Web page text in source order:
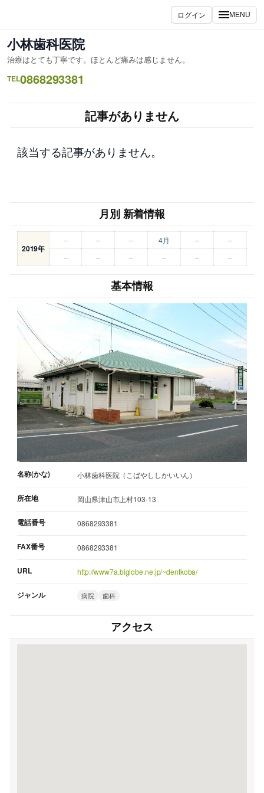
ス
キ
ッ
ログイン MENU
小林歯科医院
治療はとても丁寧です。ほとんど痛みは感じません。
TEL0868293381
記事がありません
該当する記事がありません。
月別 新着情報
2019年
– – – 4月 –
–
–
– – – – –
基本情報
名称(かな) 小林歯科医院（こばやししかいいん）
所在地 岡山県津山市上村103-13
電話番号 0868293381
FAX番号 0868293381
URL http://www7a.biglobe.ne.jp/~dentkoba/
ジャンル 病院 歯科
アクセス